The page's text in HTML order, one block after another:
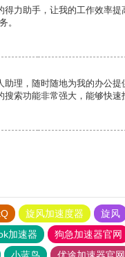
得力助手，让我的工作效率提
。
助理，随时随地为我的办公
搜索功能非常强大，能够快速
旋风加速度器 旋风
加速器
狗急加速器官网